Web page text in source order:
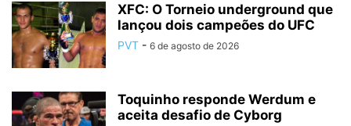
XFC: O Torneio underground que
lançou dois campeões do UFC
PVT - 6 de agosto de 2026
Toquinho responde Werdum e
aceita desafio de Cyborg